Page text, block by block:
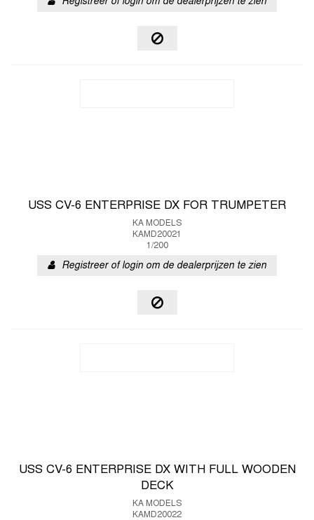
USS CV-6 ENTERPRISE DX FOR TRUMPETER
KA MODELS
KAMD20021
1/200
Registreer of login om de dealerprijzen te zien
USS CV-6 ENTERPRISE DX WITH FULL WOODEN
DECK
KA MODELS
KAMD20022